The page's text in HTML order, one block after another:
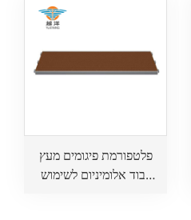
פלטפורמת פיגומים מעץ
לבוד אלומיניום לשימוש